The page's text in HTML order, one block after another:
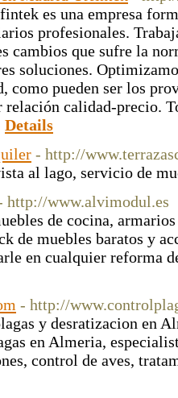
es una empresa
profesionales.
cambios que sufre la
soluciones.
como pueden ser los
relación calidad-precio.
Details
- http://
al lago, servicio de
http://www.alvimodul.es
de cocina,
de muebles baratos y
en cualquier reforma
- http://
y desratizacion en
en Almeria,
control de aves,